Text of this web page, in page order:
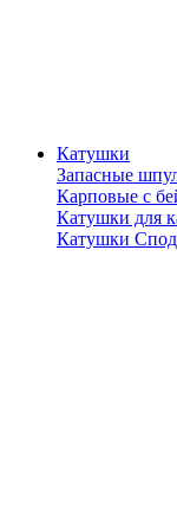
Катушки
Запасные
Карповые с
Катушки для
Катушки